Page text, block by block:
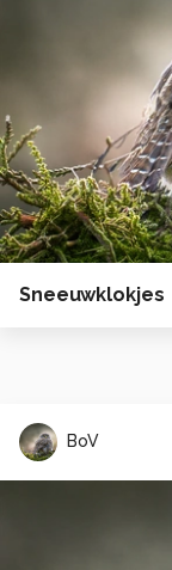
Sneeuwklokjes
BoV